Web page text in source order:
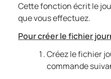
Cette fonction écrit le
que vous effectuez.
Pour créer le fichier
Créez le fichier
commande